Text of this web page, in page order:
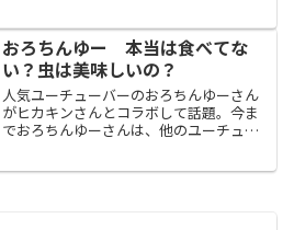
の理由が、資金不足。資金不足で日本一
周の旅が危ういな...
おろちんゆー 本当は食べてな
い？虫は美味しいの？
人気ユーチューバーのおろちんゆーさん
がヒカキンさんとコラボして話題。今ま
でおろちんゆーさんは、他のユーチュー